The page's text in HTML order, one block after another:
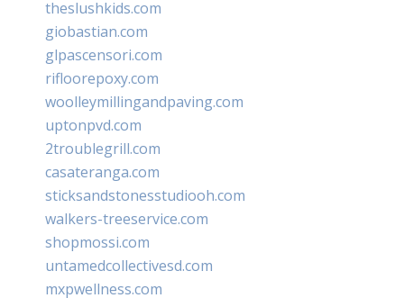
theslushkids.com
giobastian.com
glpascensori.com
rifloorepoxy.com
woolleymillingandpaving.com
uptonpvd.com
2troublegrill.com
casateranga.com
sticksandstonesstudiooh.com
walkers-treeservice.com
shopmossi.com
untamedcollectivesd.com
mxpwellness.com